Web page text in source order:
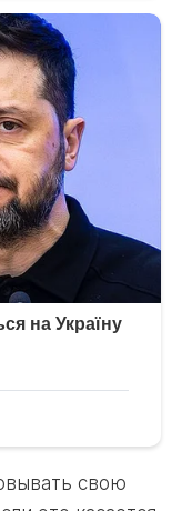
свою